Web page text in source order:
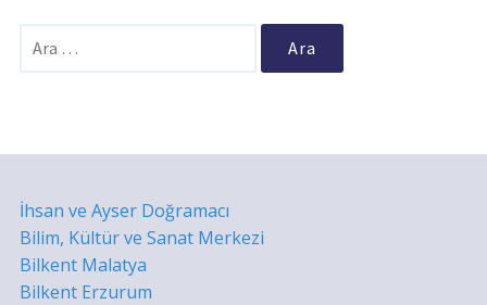
İhsan ve Ayser Doğramacı
Bilim, Kültür ve Sanat Merkezi
Bilkent Malatya
Bilkent Erzurum